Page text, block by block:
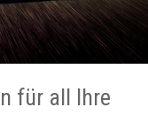
für all Ihre